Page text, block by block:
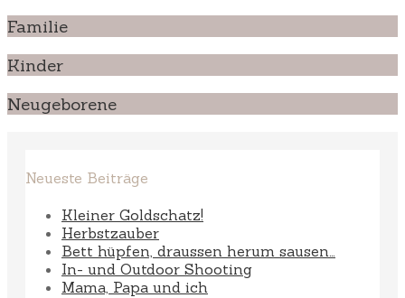
Familie
Kinder
Neugeborene
Neueste Beiträge
Kleiner Goldschatz!
Herbstzauber
Bett hüpfen, draussen herum sausen…
In- und Outdoor Shooting
Mama, Papa und ich